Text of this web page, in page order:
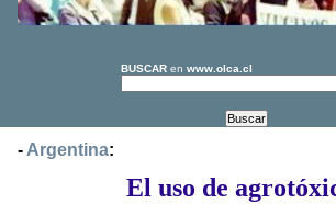
BUSCAR en www.olca.cl
- Argentina:
El uso de